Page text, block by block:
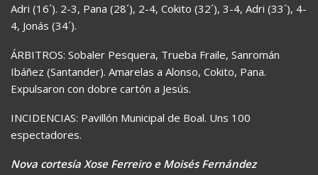
Adri (16´). 2-3, Pana (28´), 2-4, Cokito (32´), 3-4, Adri (33´), 4-
4, Jonás (34´).
ÁRBITROS: Sobaler Pesquera, Trueba Fraile, Sanromán
Ibáñez (Santander). Amarelas a Alonso, Cokito, Pana.
Expulsaron con dobre cartón a Jesús.
INCIDENCIAS: Pavillón Municipal de Boal. Uns 100
espectadores.
Nova cortesía Xose Ferreiro e Moisés Fernández